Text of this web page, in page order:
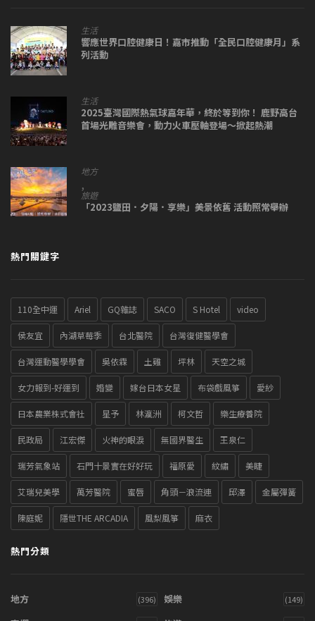
生活
響應世界口腔健康日！嘉市推動「全民口腔健康月」系
列活動
生活
2025臺灣國際熱氣球嘉年華，終於等到你！ 鹿野高台
首場光雕音樂會，動力火車壓軸登場～掀起熱潮
地方
,
旅遊
「2023鹽田．夕陽．享樂」美景依舊 活動照常舉辦
熱門關鍵字
110全中運 Ariel GQ雜誌 SACO S Hotel video
侯友宜 內湖草莓季 台北醫院 台灣復健醫學會
台灣運動醫學學會 吳依霖 土雞 坪林 天空之城
女力報到-好運到 婚變 嫁台日本女星 布袋戲風箏 愛紗
日本農業株式會社 星予 林瀛洲 柯文哲 樂生療養院
民政局 江宏傑 火神的眼淚 無國界醫生 王泉仁
瑞芳氣象站 石門十景實在好好玩 福原愛 紋繡 美睫
艾瑞兒美學 萬芳醫院 蜜唇 角頭－浪流連 邱澤 金屬彈簧
陳庭妮 隱世THE ARCADIA 風梨風箏 麻衣
熱門分類
地方 (396) 娛樂 (149)